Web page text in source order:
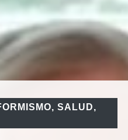
, SALUD,